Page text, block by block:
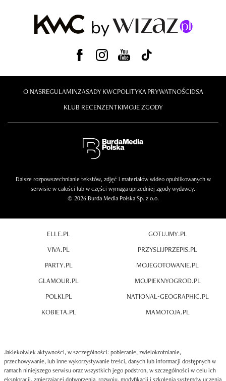
O NASREGULAMINZASADY KWCPOLITYKA PRYWATNOŚCIDSA
KLUB RECENZENTKIMOJE ZGODY
Dalsze rozpowszechnianie tekstów, zdjęć i materiałów wideo opublikowanych w
serwisie w całości lub w części wymaga uprzedniej zgody wydawcy.
© 2026 Burda Media Polska Sp. z o.o.
ELLE.PL
VIVA.PL
PARTY.PL
GLAMOUR.PL
POLKI.PL
KOBIETA.PL
GOTUJMY.PL
PRZYSLIJPRZEPIS.PL
MOJEGOTOWANIE.PL
MOJPIEKNYOGROD.PL
NATIONAL-GEOGRAPHIC.PL
MAMOTOJA.PL
Jakiekolwiek aktywności, w szczególności: pobieranie, zwielokrotnianie,
przechowywanie, lub inne wykorzystywanie treści, danych lub informacji dostępnych w
ramach niniejszego serwisu oraz wszystkich jego podstron, w szczególności w celu ich